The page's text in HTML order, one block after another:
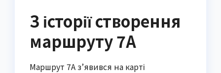
З історії створення
маршруту 7А
Маршрут 7А з’явився на карті